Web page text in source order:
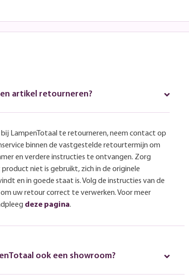
artikel retourneren?
bij LampenTotaal te retourneren, neem contact op
binnen de vastgestelde retourtermijn om
en verdere instructies te ontvangen. Zorg
niet is gebruikt, zich in de originele
en in goede staat is. Volg de instructies van de
uw retour correct te verwerken. Voor meer
deze pagina.
ook een showroom?